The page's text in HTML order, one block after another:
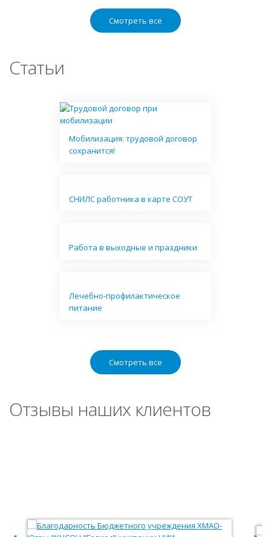
Смотреть все
Статьи
Мобилизация: трудовой договор
сохранится!
СНИЛС работника в карте СОУТ
Работа в выходные и праздники
Лечебно-профилактическое
питание
Смотреть все
Отзывы наших клиентов